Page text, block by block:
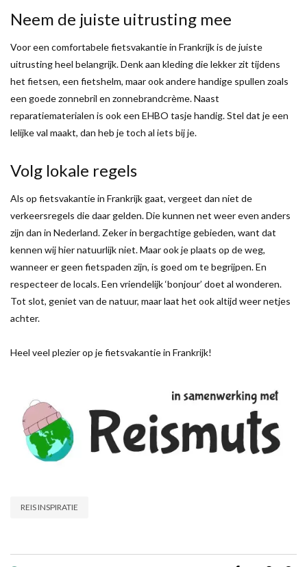
Neem de juiste uitrusting mee
Voor een comfortabele fietsvakantie in Frankrijk is de juiste
uitrusting heel belangrijk. Denk aan kleding die lekker zit tijdens
het fietsen, een fietshelm, maar ook andere handige spullen zoals
een goede zonnebril en zonnebrandcrème. Naast
reparatiematerialen is ook een EHBO tasje handig. Stel dat je een
lelijke val maakt, dan heb je toch al iets bij je.
Volg lokale regels
Als op fietsvakantie in Frankrijk gaat, vergeet dan niet de
verkeersregels die daar gelden. Die kunnen net weer even anders
zijn dan in Nederland. Zeker in bergachtige gebieden, want dat
kennen wij hier natuurlijk niet. Maar ook je plaats op de weg,
wanneer er geen fietspaden zijn, is goed om te begrijpen. En
respecteer de locals. Een vriendelijk ‘bonjour’ doet al wonderen.
Tot slot, geniet van de natuur, maar laat het ook altijd weer netjes
achter.
Heel veel plezier op je fietsvakantie in Frankrijk!
REIS INSPIRATIE